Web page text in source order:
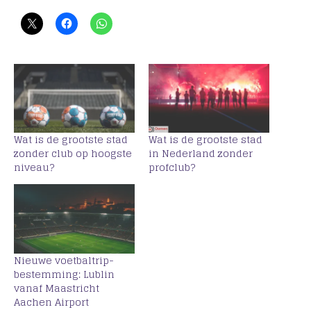
Wat is de grootste stad
zonder club op hoogste
niveau?
Wat is de grootste stad
in Nederland zonder
profclub?
Nieuwe voetbaltrip-
bestemming: Lublin
vanaf Maastricht
Aachen Airport